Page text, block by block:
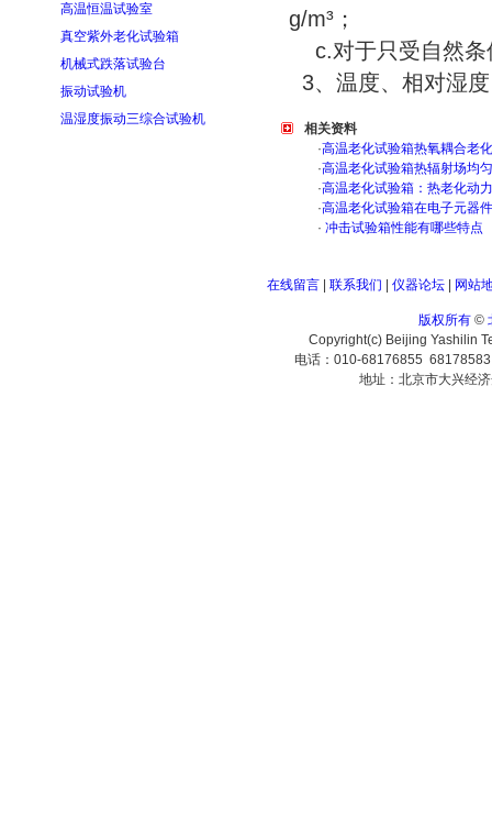
高温恒温试验室
真空紫外老化试验箱
机械式跌落试验台
振动试验机
温湿度振动三综合试验机
g/m³；
c.对于只受自然条
3、温度、相对湿
相关资料
·高温老化试验箱热氧耦合老
·高温老化试验箱热辐射场均
·高温老化试验箱：热老化动
·高温老化试验箱在电子元器
· 冲击试验箱性能有哪些特点
在线留言| 联系我们 仪器论坛| 网站
版权所有©
Copyright(c) Beijing Yashilin
电话：010-68176855
地址：北京市大兴经